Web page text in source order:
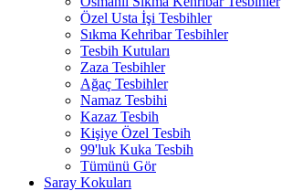
Özel Usta İşi Tesbihler
Sıkma Kehribar Tesbihler
Tesbih Kutuları
Zaza Tesbihler
Ağaç Tesbihler
Namaz Tesbihi
Kazaz Tesbih
Kişiye Özel Tesbih
99'luk Kuka Tesbih
Tümünü Gör
Saray Kokuları